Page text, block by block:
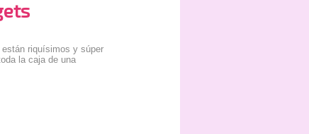
riquísimos y súper
la caja de una